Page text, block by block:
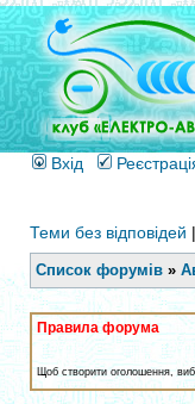
Вхід
Теми без відповідей |
Список форумів »
Правила форума
Щоб створити оголошення,